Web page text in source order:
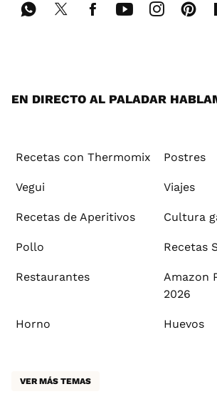
EN DIRECTO AL PALADAR
Recetas con Thermomix Postres
Vegui Viajes
Recetas de Aperitivos Cultura
Pollo Recetas
Restaurantes
Amazon
2026
Horno Huevos
VER MÁS TEMAS